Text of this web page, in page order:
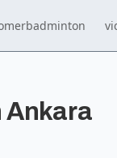
Ankara